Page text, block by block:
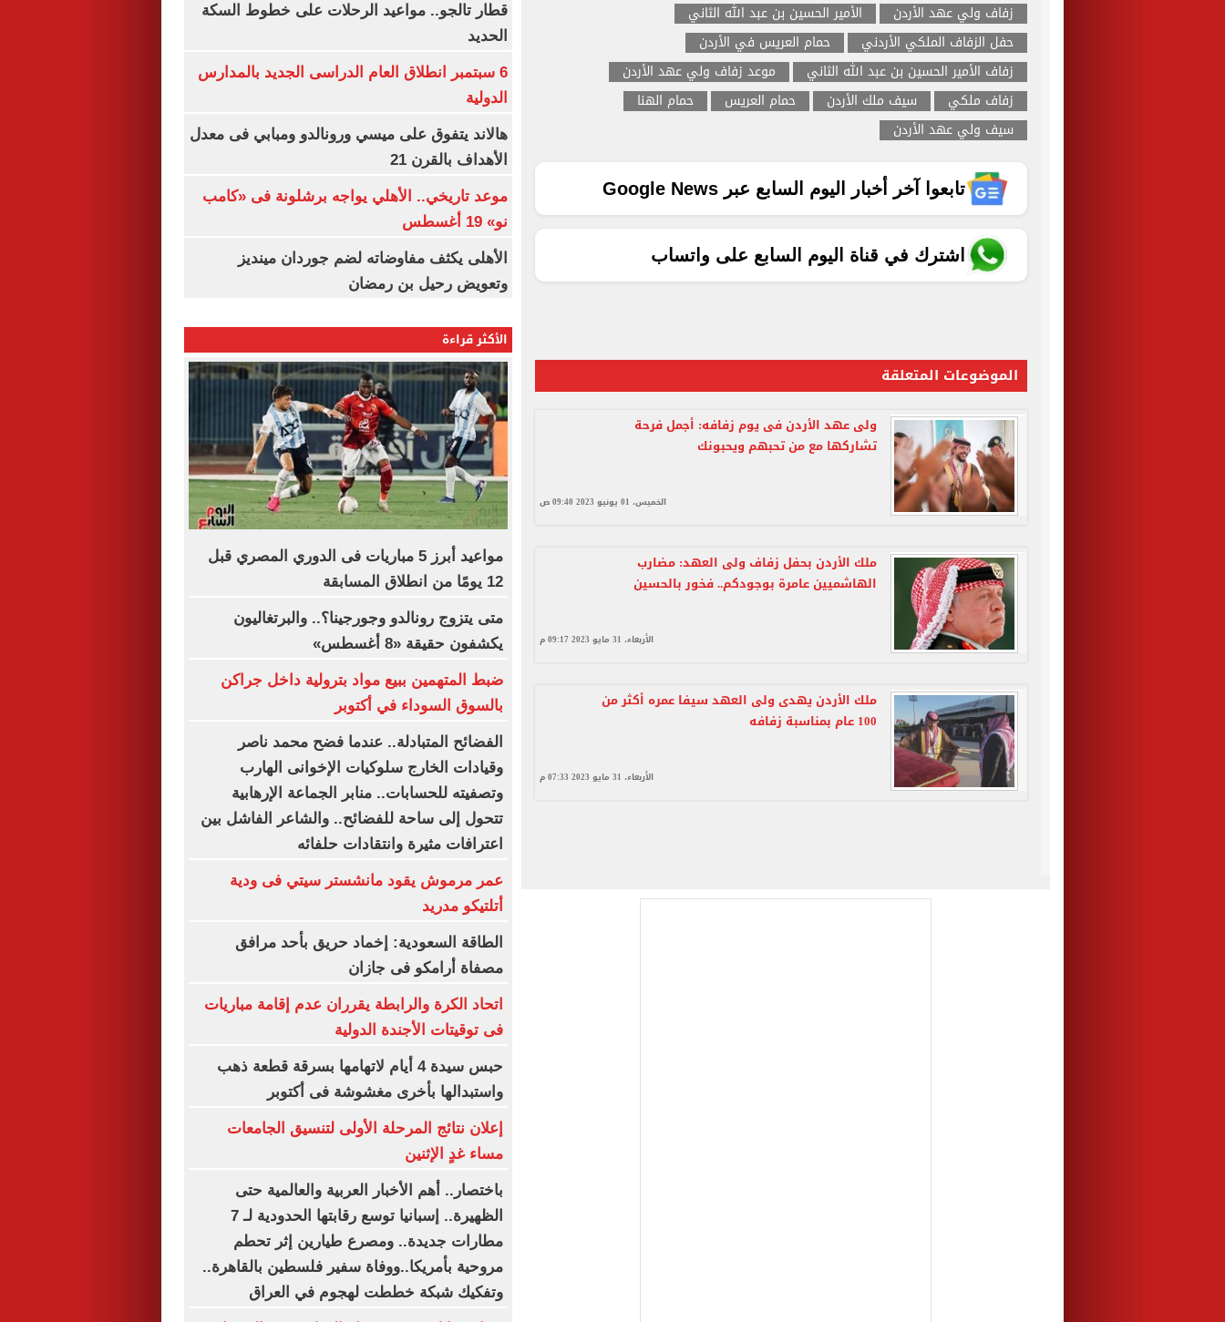
زفاف ولي عهد الأردن
الأمير الحسين بن عبد الله الثاني
حفل الزفاف الملكي الأردني
حمام العريس في الأردن
زفاف الأمير الحسين بن عبد الله الثاني
موعد زفاف ولي عهد الأردن
زفاف ملكي
سيف ملك الأردن حمام العريس
حمام الهنا
سيف ولي عهد الأردن
تابعوا آخر أخبار اليوم السابع عبر Google News
اشترك في قناة اليوم السابع على واتساب
الموضوعات المتعلقة
ولى عهد الأردن فى يوم زفافه: أجمل فرحة
تشاركها مع من تحبهم ويحبونك
الخميس، 01 يونيو 2023 09:40 ص
ملك الأردن بحفل زفاف ولى العهد: مضارب
الهاشميين عامرة بوجودكم.. فخور بالحسين
الأربعاء، 31 مايو 2023 09:17 م
ملك الأردن يهدى ولى العهد سيفا عمره أكثر من
100 عام بمناسبة زفافه
الأربعاء، 31 مايو 2023 07:33 م
قطار تالجو.. مواعيد الرحلات على خطوط السكة
الحديد
6 سبتمبر انطلاق العام الدراسى الجديد بالمدارس
الدولية
هالاند يتفوق على ميسي ورونالدو ومبابي فى معدل
الأهداف بالقرن 21
موعد تاريخي.. الأهلي يواجه برشلونة فى «كامب
نو» 19 أغسطس
الأهلى يكثف مفاوضاته لضم جوردان مينديز
وتعويض رحيل بن رمضان
الأكثر قراءة
مواعيد أبرز 5 مباريات فى الدوري المصري قبل
12 يومًا من انطلاق المسابقة
متى يتزوج رونالدو وجورجينا؟.. والبرتغاليون
يكشفون حقيقة «8 أغسطس»
ضبط المتهمين ببيع مواد بترولية داخل جراكن
بالسوق السوداء في أكتوبر
الفضائح المتبادلة.. عندما فضح محمد ناصر
وقيادات الخارج سلوكيات الإخوانى الهارب
وتصفيته للحسابات.. منابر الجماعة الإرهابية
تتحول إلى ساحة للفضائح.. والشاعر الفاشل بين
اعترافات مثيرة وانتقادات حلفائه
عمر مرموش يقود مانشستر سيتي فى ودية
أتلتيكو مدريد
الطاقة السعودية: إخماد حريق بأحد مرافق
مصفاة أرامكو فى جازان
اتحاد الكرة والرابطة يقرران عدم إقامة مباريات
فى توقيتات الأجندة الدولية
حبس سيدة 4 أيام لاتهامها بسرقة قطعة ذهب
واستبدالها بأخرى مغشوشة فى أكتوبر
إعلان نتائج المرحلة الأولى لتنسيق الجامعات
مساء غدٍ الإثنين
باختصار.. أهم الأخبار العربية والعالمية حتى
الظهيرة.. إسبانيا توسع رقابتها الحدودية لـ 7
مطارات جديدة.. ومصرع طيارين إثر تحطم
مروحية بأمريكا..ووفاة سفير فلسطين بالقاهرة..
وتفكيك شبكة خططت لهجوم في العراق